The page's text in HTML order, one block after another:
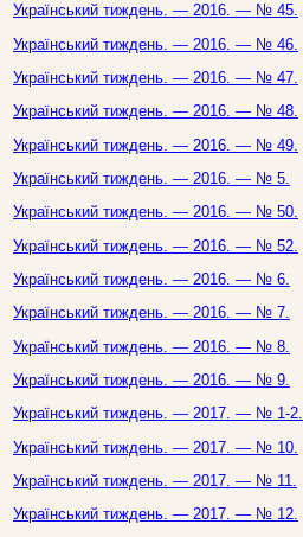
Український тиждень. — 2016. — № 45.
Український тиждень. — 2016. — № 46.
Український тиждень. — 2016. — № 47.
Український тиждень. — 2016. — № 48.
Український тиждень. — 2016. — № 49.
Український тиждень. — 2016. — № 5.
Український тиждень. — 2016. — № 50.
Український тиждень. — 2016. — № 52.
Український тиждень. — 2016. — № 6.
Український тиждень. — 2016. — № 7.
Український тиждень. — 2016. — № 8.
Український тиждень. — 2016. — № 9.
Український тиждень. — 2017. — № 1-2.
Український тиждень. — 2017. — № 10.
Український тиждень. — 2017. — № 11.
Український тиждень. — 2017. — № 12.